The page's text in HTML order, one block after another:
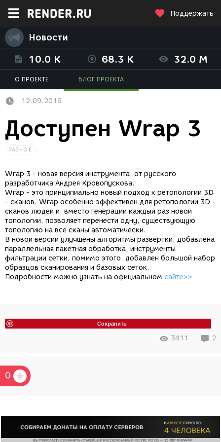
Поддержать
Новости
10.0 K 68.3 K 32.0 M
О ПРОЕКТЕ БЛОГ ПРОЕКТА
12.09.2016
Доступен Wrap 3
РАЗНОЕ
Wrap 3 - новая версия инструмента, от русского
разработчика Андрея Кровопускова.
Wrap - это принципиально новый подход к ретопологии 3D
- сканов. Wrap особенно эффективен для ретопологии 3D -
сканов людей и, вместо генерации каждый раз новой
топологии, позволяет перенести одну, существующую
топологию на все сканы автоматически.
В новой версии улучшены алгоритмы развёртки, добавлена
параллельная пакетная обработка, инструменты
фильтрации сетки, помимо этого, добавлен большой набор
образцов сканирования и базовых сеток.
Подробности можно узнать на официальном сайте>>
Сохранить
3411 2
0